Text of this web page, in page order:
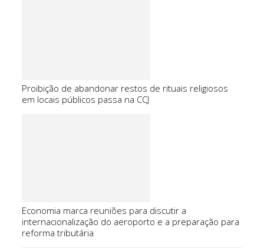
Proibição de abandonar restos de rituais religiosos
em locais públicos passa na CCJ
Economia marca reuniões para discutir a
internacionalização do aeroporto e a preparação para
reforma tributária